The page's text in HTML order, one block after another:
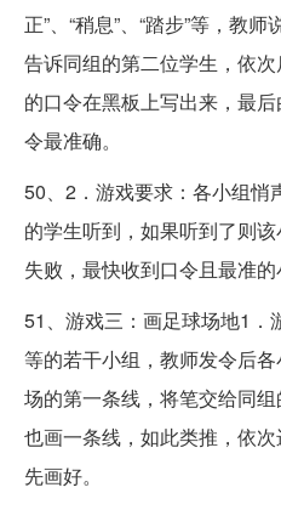
正”、“稍息”、“踏步”等，教
告诉同组的第二位学生，依
的口令在黑板上写出来，最
令最准确。
50、2．游戏要求：各小组悄
的学生听到，如果听到了则
失败，最快收到口令且最准的
51、游戏三：画足球场地1．
等的若干小组，教师发令后
场的第一条线，将笔交给同
也画一条线，如此类推，依
先画好。